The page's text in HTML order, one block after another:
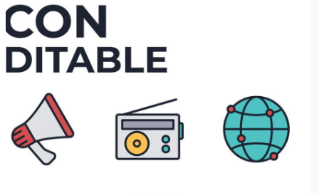
PNGs
PSDs
SVGs
Modèles
Vecteurs
Images Éditoriales
Événements Éditoriaux